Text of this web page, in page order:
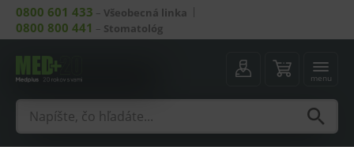
0800 601 433 – Všeobecná linka
0800 800 441 – Stomatológ
menu